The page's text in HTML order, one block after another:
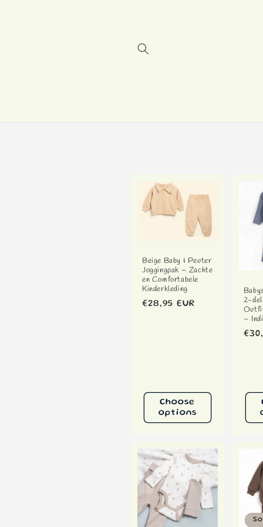
Beige Baby & Peuter
Joggingpak – Zachte
en Comfortabele
Kinderkleding
Regular
€28,95 EUR
Choose
options
2-
–